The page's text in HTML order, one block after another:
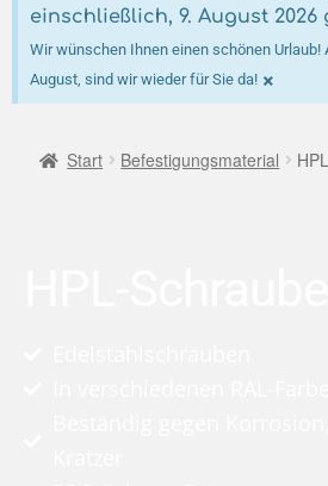
einschließlich, 9. August 2026
Wir wünschen Ihnen einen schönen Urlaub!
August, sind wir wieder für Sie da! ×
Start Befestigungsmaterial